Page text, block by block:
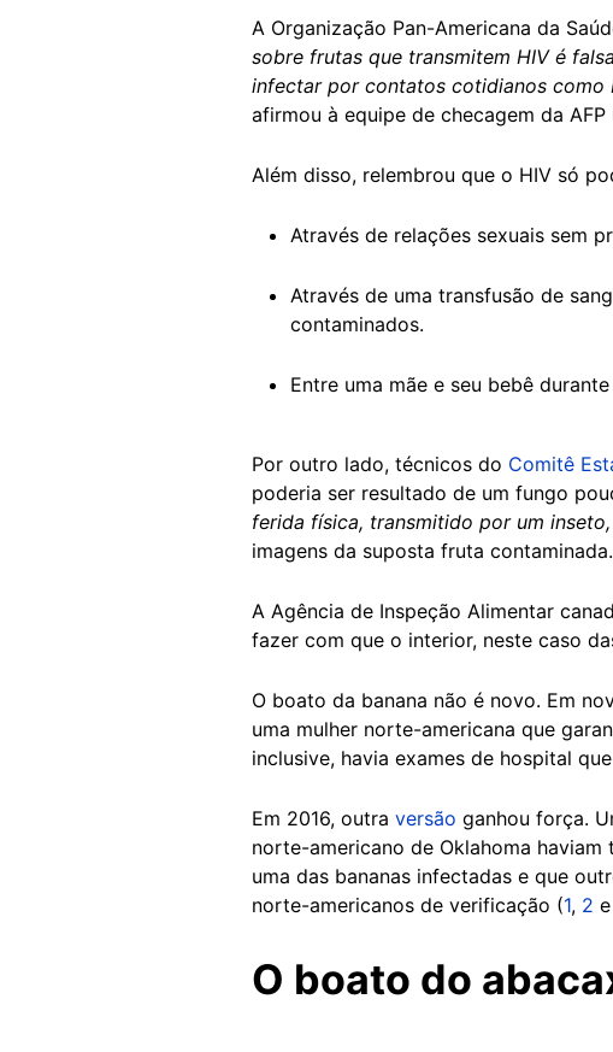
A Organização Pan-Americana da
sobre frutas que transmitem HIV é
infectar por contatos cotidianos como
afirmou à equipe de checagem da
Além disso, relembrou que o HIV só
Através de relações sexuais sem
Através de uma transfusão de
contaminados.
Entre uma mãe e seu bebê
Por outro lado, técnicos do Comitê
poderia ser resultado de um fungo
ferida física, transmitido por um
imagens da suposta fruta contaminada.
A Agência de Inspeção Alimentar
fazer com que o interior, neste caso
O boato da banana não é novo. Em
uma mulher norte-americana que
inclusive, havia exames de hospital
Em 2016, outra versão ganhou força.
norte-americano de Oklahoma
uma das bananas infectadas e que
norte-americanos de verificação (1, 2 e
O boato do